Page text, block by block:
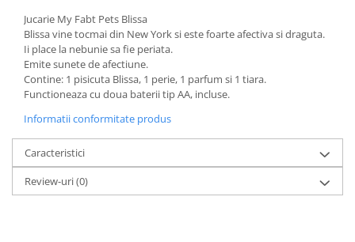
Minecraft
Carnetele
Dragon Ball
Pokemon
One Piece
Lord of The Rings
Naruto Shippuden
Sailor Moon
Jucarie My Fabt Pets Blissa
Blissa vine tocmai din New York si este foarte afectiva si draguta.
Ii place la nebunie sa fie periata.
Emite sunete de afectiune.
Contine: 1 pisicuta Blissa, 1 perie, 1 parfum si 1 tiara.
Functioneaza cu doua baterii tip AA, incluse.
Informatii conformitate produs
Caracteristici
Review-uri(0)